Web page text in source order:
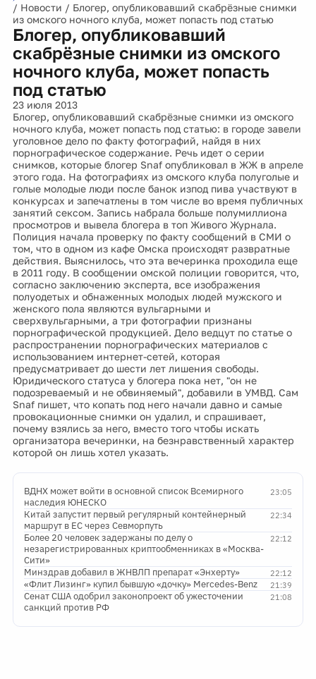
/ Новости / Блогер, опубликовавший скабрёзные снимки
из омского ночного клуба, может попасть под статью
Блогер, опубликовавший
скабрёзные снимки из омского
ночного клуба, может попасть
под статью
23 июля 2013
Блогер, опубликовавший скабрёзные снимки из омского
ночного клуба, может попасть под статью: в городе завели
уголовное дело по факту фотографий, найдя в них
порнографическое содержание. Речь идет о серии
снимков, которые блогер Snaf опубликовал в ЖЖ в апреле
этого года. На фотографиях из омского клуба полуголые и
голые молодые люди после банок изпод пива участвуют в
конкурсах и запечатлены в том числе во время публичных
занятий сексом. Запись набрала больше полумиллиона
просмотров и вывела блогера в топ Живого Журнала.
Полиция начала проверку по факту сообщений в СМИ о
том, что в одном из кафе Омска происходят развратные
действия. Выяснилось, что эта вечеринка проходила еще
в 2011 году. В сообщении омской полиции говорится, что,
согласно заключению эксперта, все изображения
полуодетых и обнаженных молодых людей мужского и
женского пола являются вульгарными и
сверхвульгарными, а три фотографии признаны
порнографической продукцией. Дело ведцут по статье о
распространении порнографических материалов с
использованием интернет-сетей, которая
предусматривает до шести лет лишения свободы.
Юридического статуса у блогера пока нет, "он не
подозреваемый и не обвиняемый", добавили в УМВД. Сам
Snaf пишет, что копать под него начали давно и самые
провокационные снимки он удалил, и спрашивает,
почему взялись за него, вместо того чтобы искать
организатора вечеринки, на безнравственный характер
которой он лишь хотел указать.
23:05
ВДНХ может войти в основной список Всемирного
наследия ЮНЕСКО
22:34
Китай запустит первый регулярный контейнерный
маршрут в ЕС через Севморпуть
22:12
Более 20 человек задержаны по делу о
незарегистрированных криптообменниках в «Москва-
Сити»
22:12
Минздрав добавил в ЖНВЛП препарат «Энхерту»
21:39
«Флит Лизинг» купил бывшую «дочку» Mercedes-Benz
21:08
Сенат США одобрил законопроект об ужесточении
санкций против РФ